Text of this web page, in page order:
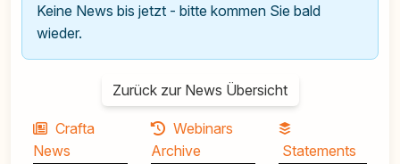
Keine News bis jetzt - bitte kommen Sie bald
wieder.
Zurück zur News Übersicht
Crafta
News
Webinars
Archive
Statements